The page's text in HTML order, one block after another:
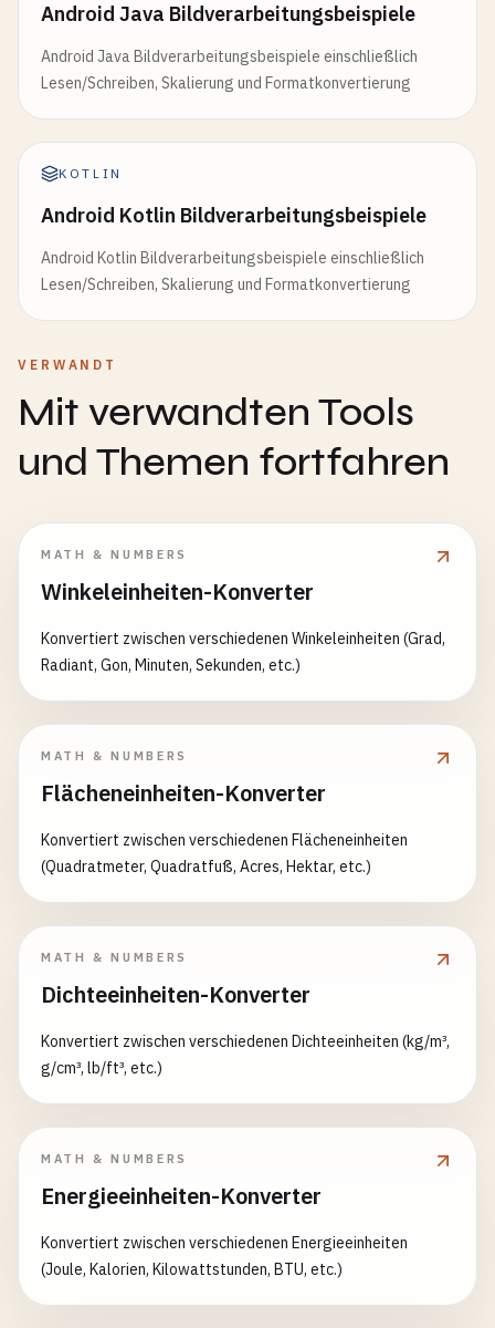
Android Java Bildverarbeitungsbeispiele
Android Java Bildverarbeitungsbeispiele einschließlich
Lesen/Schreiben, Skalierung und Formatkonvertierung
KOTLIN
Android Kotlin Bildverarbeitungsbeispiele
Android Kotlin Bildverarbeitungsbeispiele einschließlich
Lesen/Schreiben, Skalierung und Formatkonvertierung
VERWANDT
Mit verwandten Tools
und Themen fortfahren
MATH & NUMBERS
Winkeleinheiten-Konverter
Konvertiert zwischen verschiedenen Winkeleinheiten (Grad,
Radiant, Gon, Minuten, Sekunden, etc.)
MATH & NUMBERS
Flächeneinheiten-Konverter
Konvertiert zwischen verschiedenen Flächeneinheiten
(Quadratmeter, Quadratfuß, Acres, Hektar, etc.)
MATH & NUMBERS
Dichteeinheiten-Konverter
Konvertiert zwischen verschiedenen Dichteeinheiten (kg/m³,
g/cm³, lb/ft³, etc.)
MATH & NUMBERS
Energieeinheiten-Konverter
Konvertiert zwischen verschiedenen Energieeinheiten
(Joule, Kalorien, Kilowattstunden, BTU, etc.)